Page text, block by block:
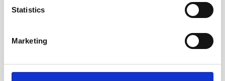
Statistics
Marketing
Andra köpte även